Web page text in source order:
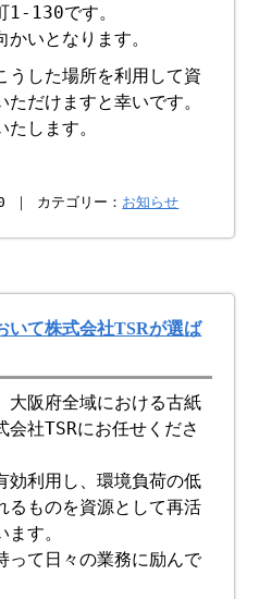
1-130です。
いとなります。
うした場所を利用して資
だけますと幸いです。
します。
カテゴリー： お知らせ
いて株式会社TSRが選ば
大阪府全域における古紙
社TSRにお任せくださ
効利用し、環境負荷の低
るものを資源として再活
す。
って日々の業務に励んで